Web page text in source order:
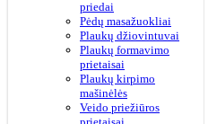
priedai
Pėdų masažuokliai
Plaukų džiovintuvai
Plaukų formavimo
prietaisai
Plaukų kirpimo
mašinėlės
Veido priežiūros